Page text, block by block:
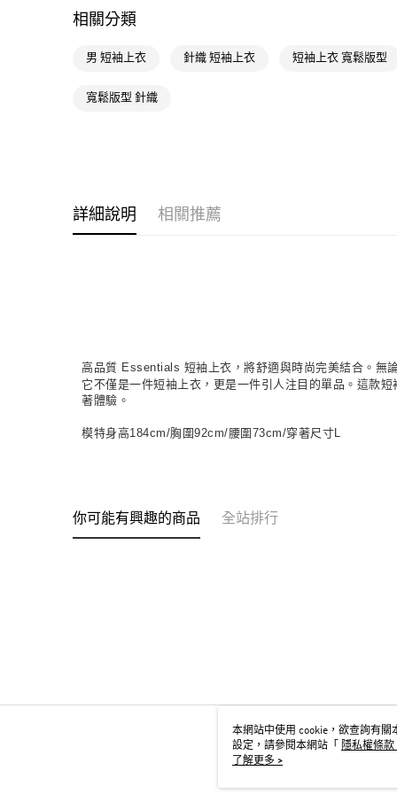
相關分類
男 短袖上衣 針織 短袖上衣 短袖上衣 寬鬆版型
寬鬆版型 針織
詳細說明 相關推薦
高品質 Essentials 短袖上衣，將舒適與時尚完美結合。無
它不僅是一件短袖上衣，更是一件引人注目的單品。這款
著體驗。
模特身高184cm/胸圍92cm/腰圍73cm/穿著尺寸L
你可能有興趣的商品 全站排行
本網站中使用 cookie，欲查詢有關
設定，請參閱本網站「
隱私權條款
用 cookie。
了解更多 >